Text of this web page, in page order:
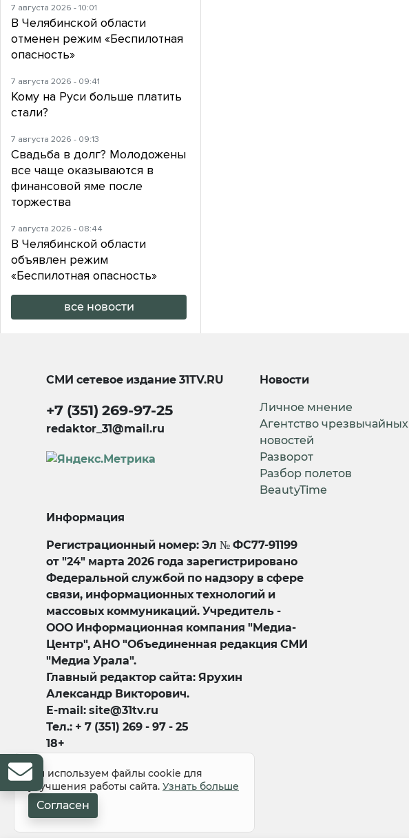
7 августа 2026 - 10:01
В Челябинской области
отменен режим «Беспилотная
опасность»
7 августа 2026 - 09:41
Кому на Руси больше платить
стали?
7 августа 2026 - 09:13
Свадьба в долг? Молодожены
все чаще оказываются в
финансовой яме после
торжества
7 августа 2026 - 08:44
В Челябинской области
объявлен режим
«Беспилотная опасность»
все новости
СМИ сетевое издание31TV.RU
+7 (351) 269-97-25
redaktor_31@mail.ru
Новости
Личное мнение
Агентство чрезвычайных
новостей
Разворот
Разбор полетов
BeautyTime
Информация
Регистрационный номер: Эл № ФС77-91199
от "24" марта 2026 года зарегистрировано
Федеральной службой по надзору в сфере
связи, информационных технологий и
массовых коммуникаций. Учредитель -
ООО Информационная компания "Медиа-
Центр", АНО "Объединенная редакция СМИ
"Медиа Урала".
Главный редактор сайта: Ярухин
Александр Викторович.
E-mail: site@31tv.ru
Тел.: + 7 (351) 269 - 97 - 25
18+
© 2008-2026 Все права защищены
Мы используем файлы cookie для
улучшения работы сайта. Узнать больше
Согласен